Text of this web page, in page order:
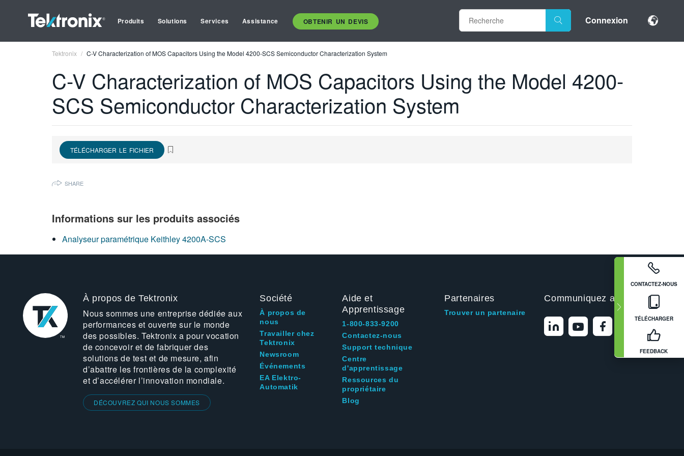
Produits Solutions Services Assistance OBTENIR UN DEVIS Connexion
CONTACTEZ-NOUS
TÉLÉCHARGER
FEEDBACK
Tektronix C-V Characterization of MOS Capacitors Using the Model 4200-SCS Semiconductor Characterization System
C-V Characterization of MOS Capacitors Using the Model 4200-
SCS Semiconductor Characterization System
TÉLÉCHARGER LE FICHIER
SHARE
Informations sur les produits associés
Analyseur paramétrique Keithley 4200A-SCS
À propos de Tektronix
Nous sommes une entreprise dédiée aux
performances et ouverte sur le monde
des possibles. Tektronix a pour vocation
de concevoir et de fabriquer des
solutions de test et de mesure, afin
d’abattre les frontières de la complexité
et d’accélérer l’innovation mondiale.
DÉCOUVREZ QUI NOUS SOMMES
Société
À propos de
nous
Travailler chez
Tektronix
Newsroom
Événements
EA Elektro-
Automatik
Aide et
Apprentissage
1-800-833-9200
Contactez-nous
Support technique
Centre
d'apprentissage
Ressources du
propriétaire
Blog
Partenaires
Trouver un partenaire
Communiquez avec nous